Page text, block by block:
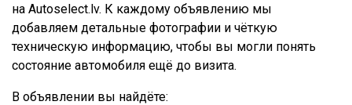
на Autoselect.lv. К каждому объявлению мы
добавляем детальные фотографии и чёткую
техническую информацию, чтобы вы могли понять
состояние автомобиля ещё до визита.
В объявлении вы найдёте: